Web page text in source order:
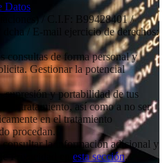
Datos
/ C.I.F: B99428401 /
dcha / E-mail ejercicio de derechos:
consultas de forma personal y
Gestionar la potencial
supresión y portabilidad de tus
su tratamiento, así como a no ser
en el tratamiento
procedan.
consultar la información adicional y
Privacidad en esta sección.